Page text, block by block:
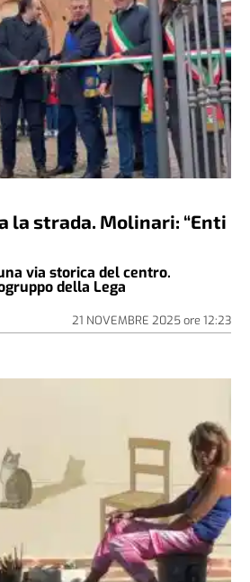
la strada. Molinari: “Enti
via storica del centro.
della Lega
21 NOVEMBRE 2025ore 12:23